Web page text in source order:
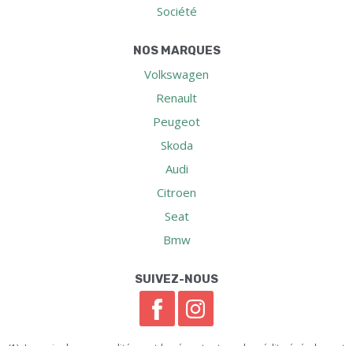
Société
NOS MARQUES
Volkswagen
Renault
Peugeot
Skoda
Audi
Citroen
Seat
Bmw
SUIVEZ-NOUS